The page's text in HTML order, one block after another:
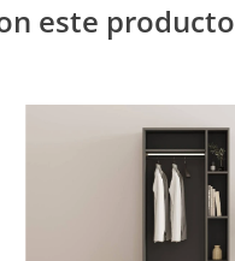
este producto